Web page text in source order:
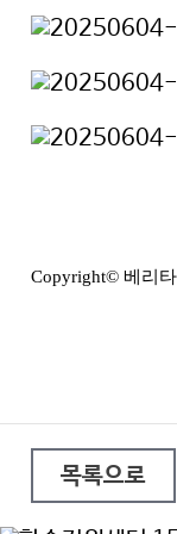
Copyright© 베리
목록으로